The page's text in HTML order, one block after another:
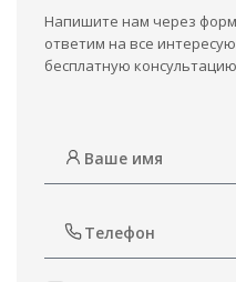
Напишите нам через
ответим на все
бесплатную